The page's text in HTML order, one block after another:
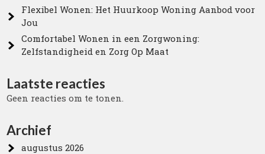
Flexibel Wonen: Het Huurkoop Woning Aanbod voor
Jou
Comfortabel Wonen in een Zorgwoning:
Zelfstandigheid en Zorg Op Maat
Laatste reacties
Geen reacties om te tonen.
Archief
augustus 2026